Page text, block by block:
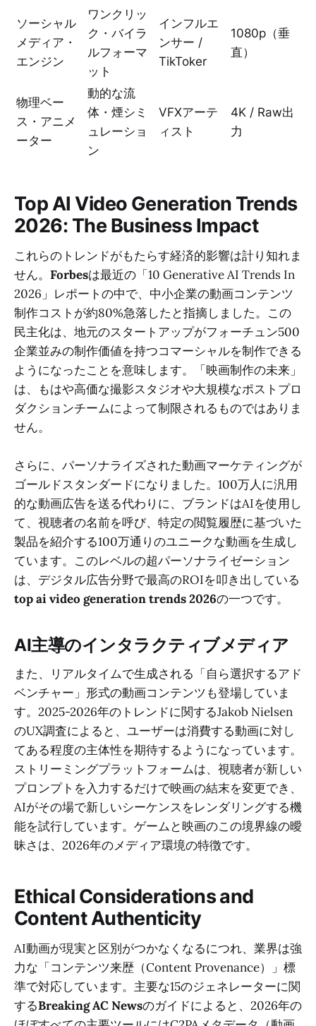
ソーシャル
メディア・
エンジン
ワンクリッ
ク・バイラ
ルフォーマ
ット
インフルエ
ンサー /
TikToker
1080p（垂
直）
物理ベー
ス・アニメ
ーター
動的な流
体・煙シミ
ュレーショ
ン
VFXアーテ
ィスト
4K / Raw出
力
Top AI Video Generation Trends
2026: The Business Impact
これらのトレンドがもたらす経済的影響は計り知れま
せん。 Forbesは最近の「10 Generative AI Trends In
2026」レポートの中で、中小企業の動画コンテンツ
制作コストが約80%急落したと指摘しました。この
民主化は、地元のスタートアップがフォーチュン500
企業並みの制作価値を持つコマーシャルを制作できる
ようになったことを意味します。「映画制作の未来」
は、もはや高価な撮影スタジオや大規模なポストプロ
ダクションチームによって制限されるものではありま
せん。
さらに、パーソナライズされた動画マーケティングが
ゴールドスタンダードになりました。100万人に汎用
的な動画広告を送る代わりに、ブランドはAIを使用し
て、視聴者の名前を呼び、特定の閲覧履歴に基づいた
製品を紹介する100万通りのユニークな動画を生成し
ています。このレベルの超パーソナライゼーション
は、デジタル広告分野で最高のROIを叩き出している
top ai video generation trends 2026の一つです。
AI主導のインタラクティブメディア
また、リアルタイムで生成される「自ら選択するアド
ベンチャー」形式の動画コンテンツも登場していま
す。2025-2026年のトレンドに関するJakob Nielsen
のUX調査によると、ユーザーは消費する動画に対し
てある程度の主体性を期待するようになっています。
ストリーミングプラットフォームは、視聴者が新しい
プロンプトを入力するだけで映画の結末を変更でき、
AIがその場で新しいシーケンスをレンダリングする機
能を試行しています。ゲームと映画のこの境界線の曖
昧さは、2026年のメディア環境の特徴です。
Ethical Considerations and
Content Authenticity
AI動画が現実と区別がつかなくなるにつれ、業界は強
力な「コンテンツ来歴（Content Provenance）」標
準で対応しています。主要な15のジェネレーターに関
するBreaking AC Newsのガイドによると、2026年の